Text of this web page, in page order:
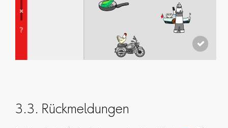
3.3. Rückmeldungen